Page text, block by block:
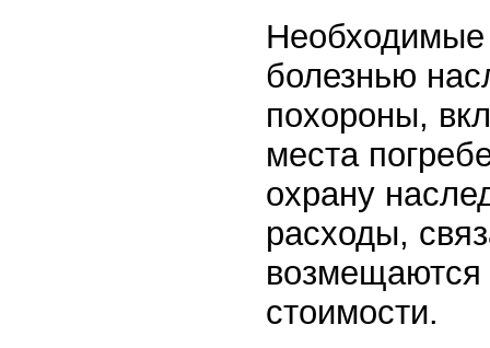
болезнью
похороны,
места
охрану
расходы,
возмещаются
стоимости.